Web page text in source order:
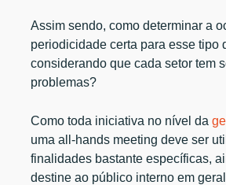
Assim sendo, como determinar a
periodicidade certa para esse tipo
considerando que cada setor tem
problemas?
Como toda iniciativa no nível da
uma all-hands meeting deve ser
finalidades bastante específicas,
destine ao público interno em